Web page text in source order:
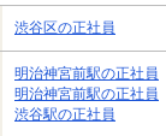
渋谷区の正社員
明治神宮前駅の正社員
明治神宮前駅の正社員
渋谷駅の正社員